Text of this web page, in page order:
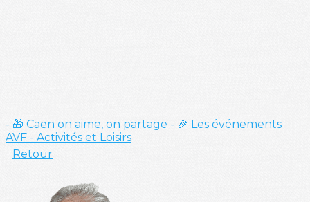
- 🎁 Caen on aime, on partage - 🎉 Les événements
AVF - Activités et Loisirs
Retour